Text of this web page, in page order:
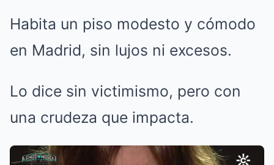
Habita un piso modesto y cómodo
en Madrid, sin lujos ni excesos.
Lo dice sin victimismo, pero con
una crudeza que impacta.